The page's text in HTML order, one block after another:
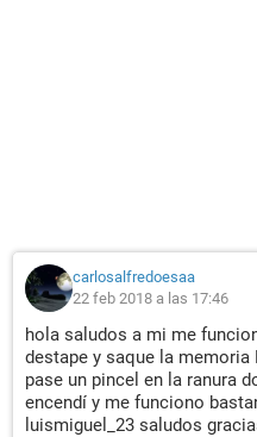
carlosalfredoesaa
22 feb 2018 a las 17:46
hola saludos a mi me
destape y saque la memoria
pase un pincel en la ranura
encendí y me funciono
luismiguel_23 saludos